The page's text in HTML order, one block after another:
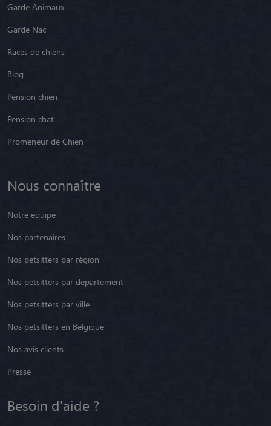
Garde Animaux
Garde Nac
Races de chiens
Blog
Pension chien
Pension chat
Promeneur de Chien
Nous connaître
Notre équipe
Nos partenaires
Nos petsitters par région
Nos petsitters par département
Nos petsitters par ville
Nos petsitters en Belgique
Nos avis clients
Presse
Besoin d'aide ?